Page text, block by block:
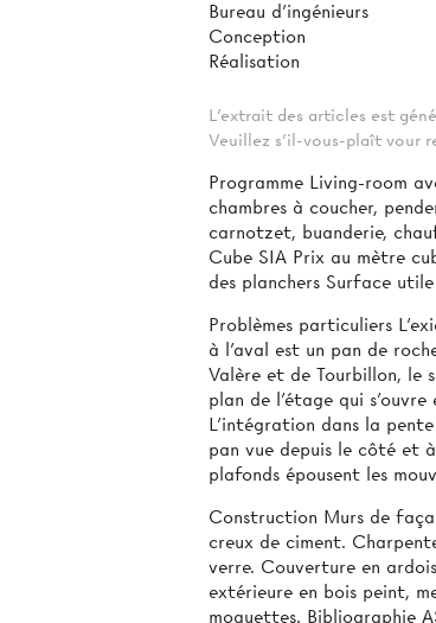
Bureau d'ingénieurs
Conception
Réalisation
L'extrait des articles est
Veuillez s'il-vous-plaît vour
Programme Living-room
chambres à coucher,
carnotzet, buanderie,
Cube SIA Prix au mètre
des planchers Surface utile
Problèmes particuliers
à l’aval est un pan de
Valère et de Tourbillon, le
plan de l’étage qui
L’intégration dans la
pan vue depuis le côté et
plafonds épousent les
Construction Murs de
creux de ciment.
verre. Couverture en
extérieure en bois peint,
moquettes. Bibliographie